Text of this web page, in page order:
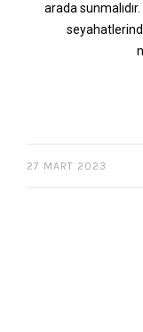
arada
27 MART 2023